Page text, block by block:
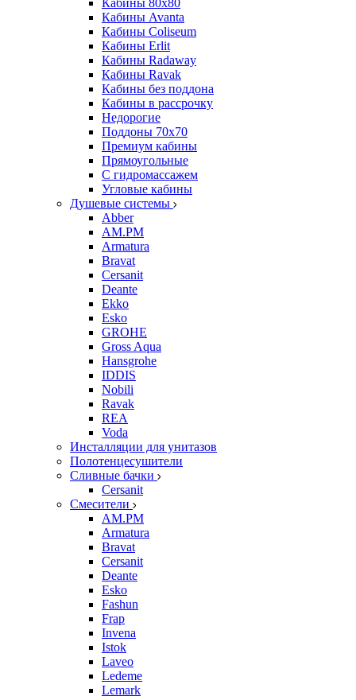
Кабины 80х80
Кабины Avanta
Кабины Coliseum
Кабины Erlit
Кабины Radaway
Кабины Ravak
Кабины без поддона
Кабины в рассрочку
Недорогие
Поддоны 70x70
Премиум кабины
Прямоугольные
С гидромассажем
Угловые кабины
Душевые системы
Abber
AM.PM
Armatura
Bravat
Cersanit
Deante
Ekko
Esko
GROHE
Gross Aqua
Hansgrohe
IDDIS
Nobili
Ravak
REA
Voda
Инсталляции для унитазов
Полотенцесушители
Сливные бачки
Cersanit
Смесители
AM.PM
Armatura
Bravat
Cersanit
Deante
Esko
Fashun
Frap
Invena
Istok
Laveo
Ledeme
Lemark